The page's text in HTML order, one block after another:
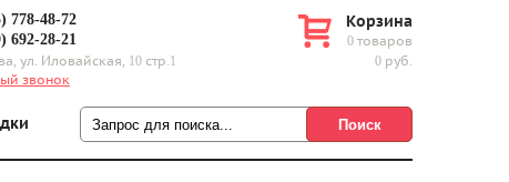
778-48-72
692-28-21
ул. Иловайская, 10 стр.1
звонок
Корзина
0 товаров
0 руб.